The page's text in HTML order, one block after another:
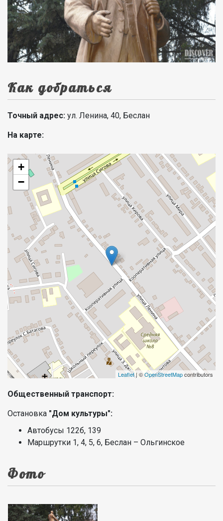
Как добраться
Точный адрес: ул. Ленина, 40, Беслан
На карте:
+
−
Leaflet| ©OpenStreetMapcontributors
Общественный транспорт:
Остановка "Дом культуры":
Автобусы 122б, 139
Маршрутки 1, 4, 5, 6, Беслан – Ольгинское
Фото